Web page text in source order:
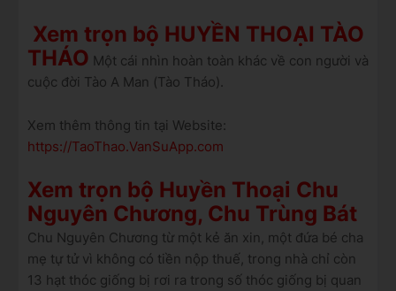
Xem trọn bộ HUYỀN THOẠI TÀO
THÁO Một cái nhìn hoàn toàn khác về con người và
cuộc đời Tào A Man (Tào Tháo).
Xem thêm thông tin tại Website:
https://TaoThao.VanSuApp.com
Xem trọn bộ Huyền Thoại Chu
Nguyên Chương, Chu Trùng Bát
Chu Nguyên Chương từ một kẻ ăn xin, một đứa bé cha
mẹ tự tử vì không có tiền nộp thuế, trong nhà chỉ còn
13 hạt thóc giống bị rơi ra trong số thóc giống bị quan